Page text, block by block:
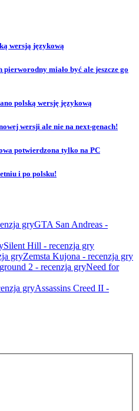
wersją językową
miało być ale jeszcze go
polską wersję językową
wersji ale nie na next-genach!
potwierdzona tylko na PC
i po polsku!
GTA San Andreas -
Silent Hill - recenzja gry
Zemsta Kujona - recenzja gry
Need for
Assassins Creed II -